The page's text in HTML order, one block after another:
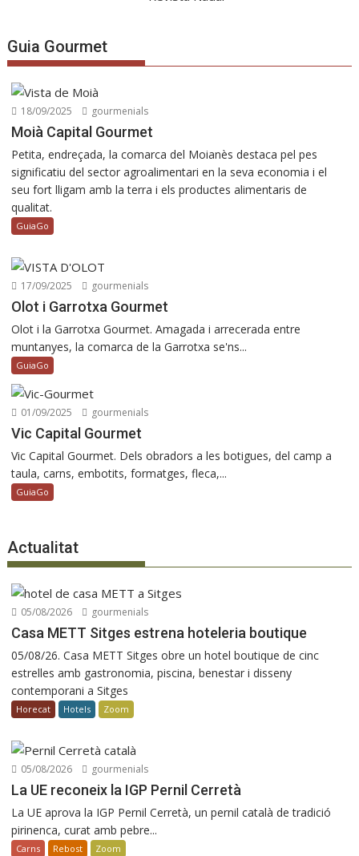
Guia Gourmet
18/09/2025 gourmenials
Moià Capital Gourmet
Petita, endreçada, la comarca del Moianès destaca pel pes
significatiu del sector agroalimentari en la seva economia i el
seu fort lligam amb la terra i els productes alimentaris de
qualitat.
GuiaGo
17/09/2025 gourmenials
Olot i Garrotxa Gourmet
Olot i la Garrotxa Gourmet. Amagada i arrecerada entre
muntanyes, la comarca de la Garrotxa se'ns...
GuiaGo
01/09/2025 gourmenials
Vic Capital Gourmet
Vic Capital Gourmet. Dels obradors a les botigues, del camp a
taula, carns, embotits, formatges, fleca,...
GuiaGo
Actualitat
05/08/2026 gourmenials
Casa METT Sitges estrena hoteleria boutique
05/08/26. Casa METT Sitges obre un hotel boutique de cinc
estrelles amb gastronomia, piscina, benestar i disseny
contemporani a Sitges
Horecat Hotels Zoom
05/08/2026 gourmenials
La UE reconeix la IGP Pernil Cerretà
La UE aprova la IGP Pernil Cerretà, un pernil català de tradició
pirinenca, curat amb pebre...
Carns Rebost Zoom